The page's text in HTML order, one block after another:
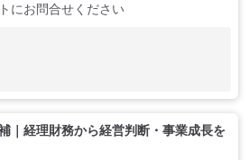
にお問合せください
｜経理財務から経営判断・事業成長を